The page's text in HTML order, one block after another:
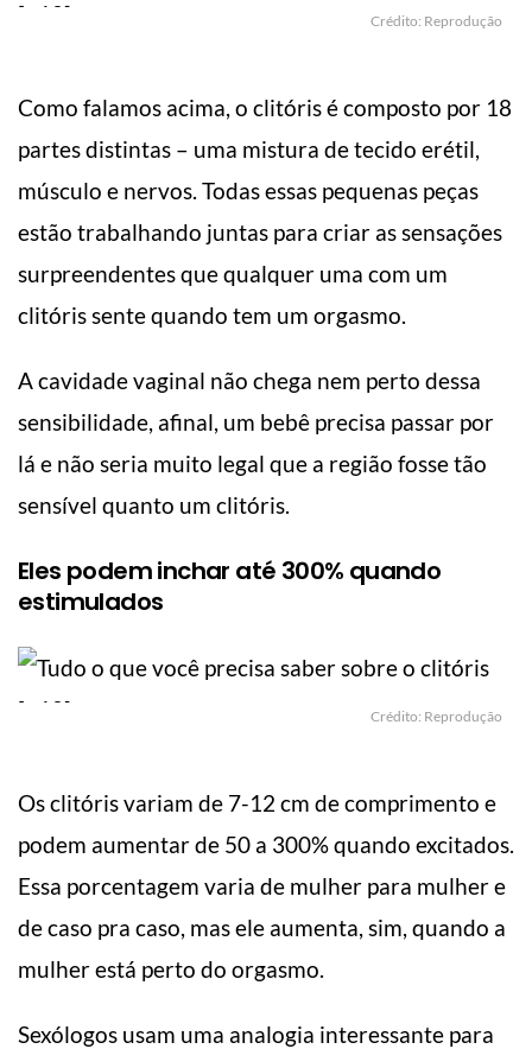
Crédito: Reprodução
Como falamos acima, o clitóris é composto por 18
partes distintas – uma mistura de tecido erétil,
músculo e nervos. Todas essas pequenas peças
estão trabalhando juntas para criar as sensações
surpreendentes que qualquer uma com um
clitóris sente quando tem um orgasmo.
A cavidade vaginal não chega nem perto dessa
sensibilidade, afinal, um bebê precisa passar por
lá e não seria muito legal que a região fosse tão
sensível quanto um clitóris.
Eles podem inchar até 300% quando
estimulados
Crédito: Reprodução
Os clitóris variam de 7-12 cm de comprimento e
podem aumentar de 50 a 300% quando excitados.
Essa porcentagem varia de mulher para mulher e
de caso pra caso, mas ele aumenta, sim, quando a
mulher está perto do orgasmo.
Sexólogos usam uma analogia interessante para